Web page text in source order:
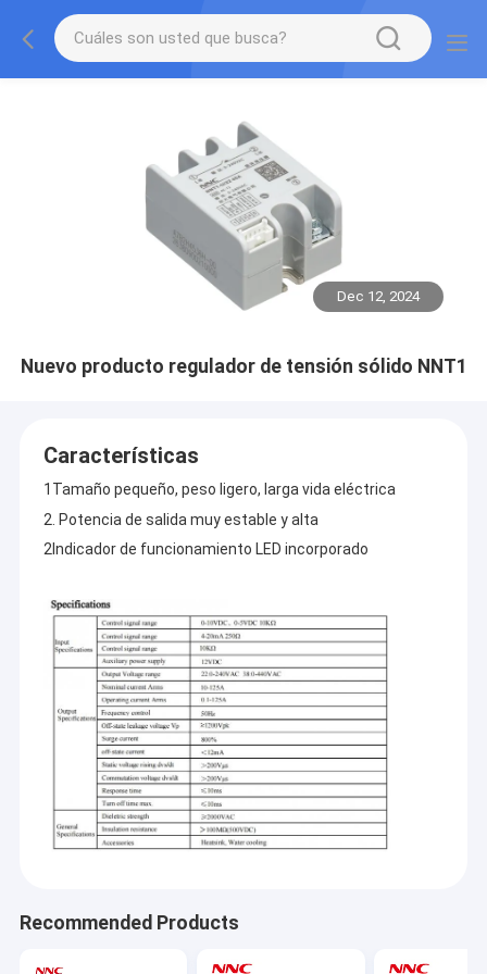
Dec 12, 2024
Nuevo producto regulador de tensión sólido NNT1
Características
1Tamaño pequeño, peso ligero, larga vida eléctrica
2. Potencia de salida muy estable y alta
2Indicador de funcionamiento LED incorporado
Recommended Products